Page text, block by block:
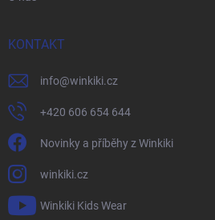
KONTAKT
info@winkiki.cz
+420 606 654 644
Novinky a příběhy z Winkiki
winkiki.cz
Winkiki Kids Wear